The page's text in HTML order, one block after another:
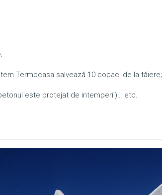
Termocasa salvează 10 copaci de la tăiere;
este protejat de intemperii)… etc.